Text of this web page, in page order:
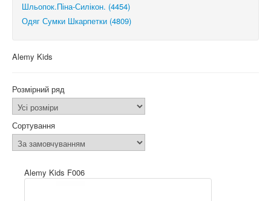
Шльопок.Піна-Силікон. (4454)
Одяг Сумки Шкарпетки (4809)
Alemy Kids
Розмірний ряд
Сортування
Alemy Kids F006